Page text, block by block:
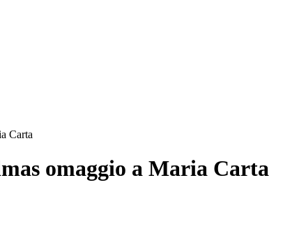
Carta
omaggio a Maria Carta